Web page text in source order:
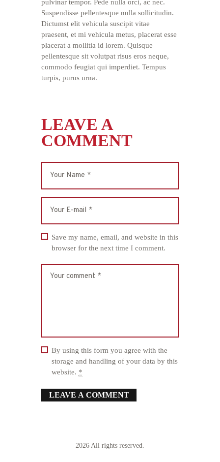
pulvinar tempor. Pede nulla orci, ac nec.
Suspendisse pellentesque nulla sollicitudin.
Dictumst elit vehicula suscipit vitae
praesent, et mi vehicula metus, placerat esse
placerat a mollitia id lorem. Quisque
pellentesque sit volutpat risus eros neque,
commodo feugiat qui imperdiet. Tempus
turpis, purus urna.
LEAVE A
COMMENT
Save my name, email, and website in this
browser for the next time I comment.
By using this form you agree with the
storage and handling of your data by this
website. *
2026 All rights reserved.